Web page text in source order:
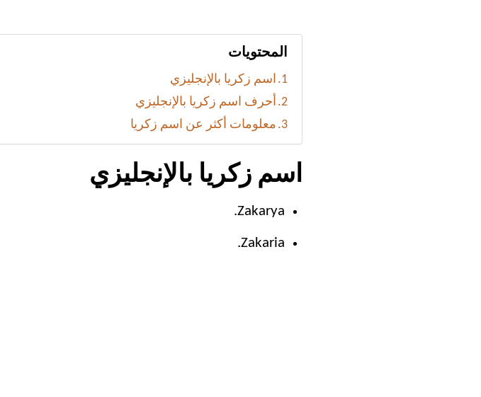
المحتويات
اسم زكريا بالإنجليزي
أحرف اسم زكريا بالإنجليزي
معلومات أكثر عن اسم زكريا
اسم زكريا بالإنجليزي
Zakarya.
Zakaria.